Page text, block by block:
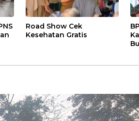
Road Show Cek
Kesehatan Gratis